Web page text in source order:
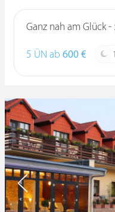
Ganz nah am Glück
5 ÜN ab 600 €